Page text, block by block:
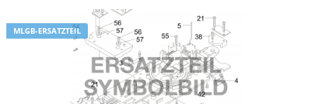
MLGB-ERSATZTEIL